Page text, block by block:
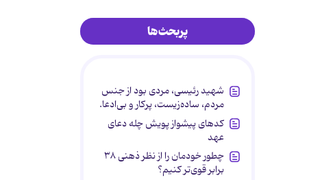
پربحث‌ها
شهید رئیسی، مردی بود از جنس
مردم، ساده‌زیست، پرکار و بی‌ادعا.
کدهای پیشواز پویش چله دعای
عهد
چطور خودمان را از نظر ذهنی ۳۸
برابر قوی‌تر کنیم؟